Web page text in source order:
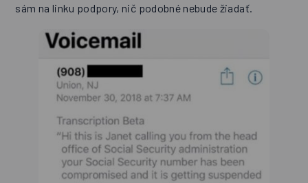
sám na linku podpory, nič podobné nebude žiadať.